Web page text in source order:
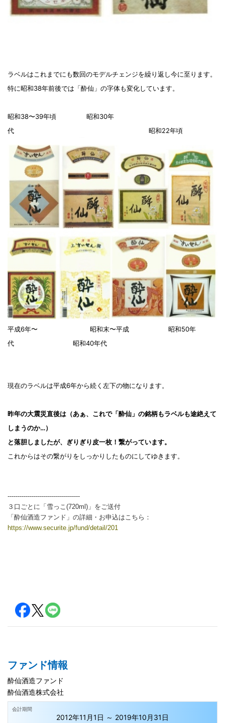
ラベルはこれまでにも数回のモデルチェンジを繰り返し今に至ります。
特に昭和38年前後では「酔仙」の字体も変化しています。
昭和38〜39年頃 昭和30年
代 昭和22年頃
平成6年〜 昭和末〜平成 昭和50年
代 昭和40年代
現在のラベルは平成6年から続く左下の物になります。
昨年の大震災直後は（あぁ、これで「酔仙」の銘柄もラベルも途絶えて
しまうのか…）
と落胆しましたが、ぎりぎり皮一枚！繋がっています。
これからはその繋がりをしっかりしたものにしてゆきます。
------------------------------------
３口ごとに「雪っこ(720ml)」をご送付
「酔仙酒造ファンド」の詳細・お申込はこちら：
https://www.securite.jp/fund/detail/201
ファンド情報
酔仙酒造ファンド
酔仙酒造株式会社
会計期間
2012年11月1日 ～ 2019年10月31日